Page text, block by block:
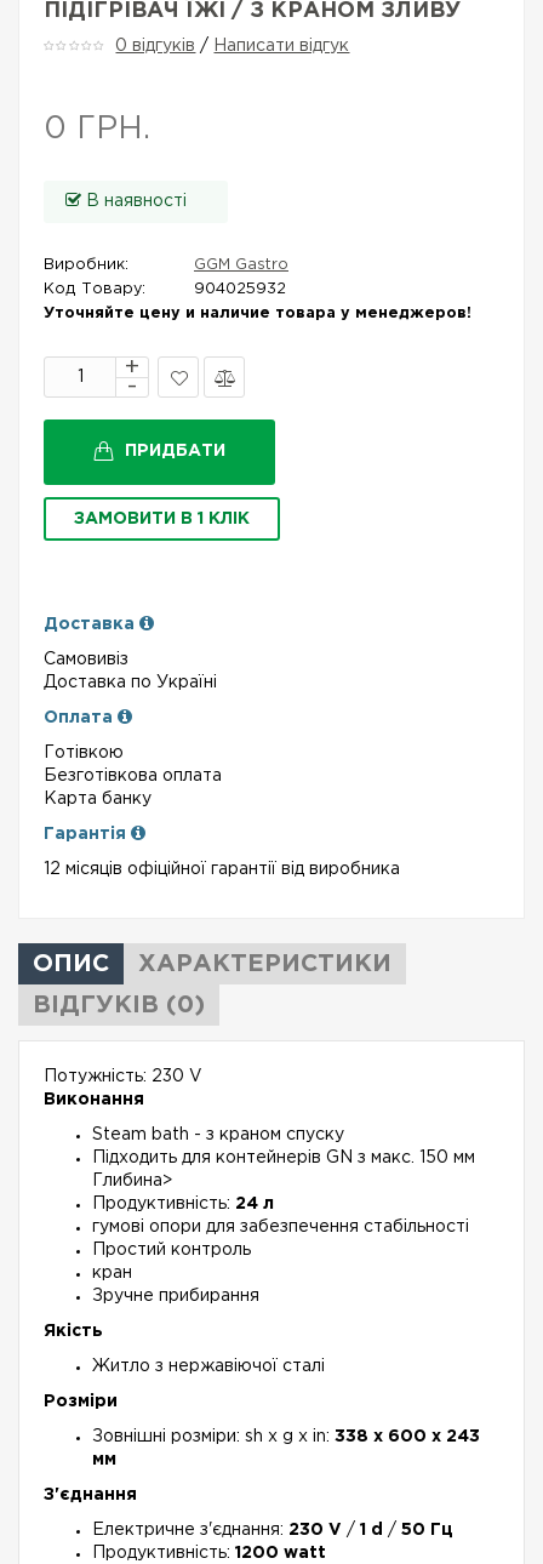
ПІДІГРІВАЧ ЇЖІ / З КРАНОМ ЗЛИВУ
0 відгуків / Написати відгук
0 ГРН.
В наявності
Виробник:
GGM Gastro
Код Товару:
904025932
Уточняйте цену и наличие товара у менеджеров!
закладки
ПРИДБАТИ
ЗАМОВИТИ В 1 КЛІК
Доставка
Самовивіз
Доставка по Україні
Оплата
Готівкою
Безготівкова оплата
Карта банку
Гарантія
12 місяців офіційної гарантії від виробника
ОПИС
ХАРАКТЕРИСТИКИ
ВІДГУКІВ (0)
Потужність: 230 V
Виконання
Steam bath - з краном спуску
Підходить для контейнерів GN з макс. 150 мм
Глибина>
Продуктивність: 24 л
гумові опори для забезпечення стабільності
Простий контроль
кран
Зручне прибирання
Якість
Житло з нержавіючої сталі
Розміри
Зовнішні розміри: sh x g x in: 338 x 600 x 243
мм
З'єднання
Електричне з'єднання: 230 V / 1 d / 50 Гц
Продуктивність: 1200 watt